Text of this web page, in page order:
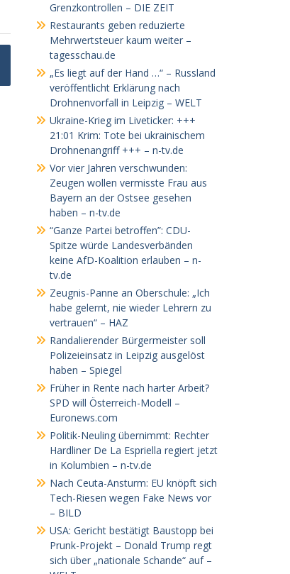
Grenzkontrollen – DIE ZEIT
Restaurants geben reduzierte
Mehrwertsteuer kaum weiter –
tagesschau.de
„Es liegt auf der Hand …“ – Russland
veröffentlicht Erklärung nach
Drohnenvorfall in Leipzig – WELT
Ukraine-Krieg im Liveticker: +++
21:01 Krim: Tote bei ukrainischem
Drohnenangriff +++ – n-tv.de
Vor vier Jahren verschwunden:
Zeugen wollen vermisste Frau aus
Bayern an der Ostsee gesehen
haben – n-tv.de
“Ganze Partei betroffen”: CDU-
Spitze würde Landesverbänden
keine AfD-Koalition erlauben – n-
tv.de
Zeugnis-Panne an Oberschule: „Ich
habe gelernt, nie wieder Lehrern zu
vertrauen“ – HAZ
Randalierender Bürgermeister soll
Polizeieinsatz in Leipzig ausgelöst
haben – Spiegel
Früher in Rente nach harter Arbeit?
SPD will Österreich-Modell –
Euronews.com
Politik-Neuling übernimmt: Rechter
Hardliner De La Espriella regiert jetzt
in Kolumbien – n-tv.de
Nach Ceuta-Ansturm: EU knöpft sich
Tech-Riesen wegen Fake News vor
– BILD
USA: Gericht bestätigt Baustopp bei
Prunk-Projekt – Donald Trump regt
sich über „nationale Schande“ auf –